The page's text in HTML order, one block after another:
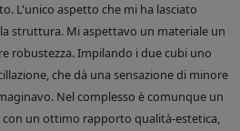
L'unico aspetto che mi ha lasciato
struttura. Mi aspettavo un materiale un
robustezza. Impilando i due cubi uno
che dà una sensazione di minore
Nel complesso è comunque un
un ottimo rapporto qualità-estetica,